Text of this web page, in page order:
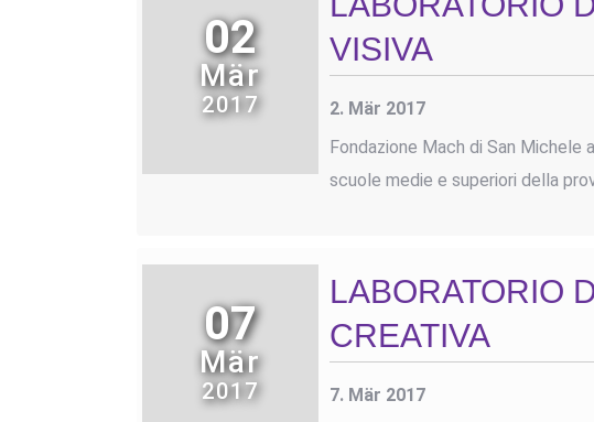
02
Mär
2017
VISIVA
2. Mär 2017
Fondazione Mach di San
scuole medie e superiori della
07
Mär
2017
LABORATORIO
CREATIVA
7. Mär 2017